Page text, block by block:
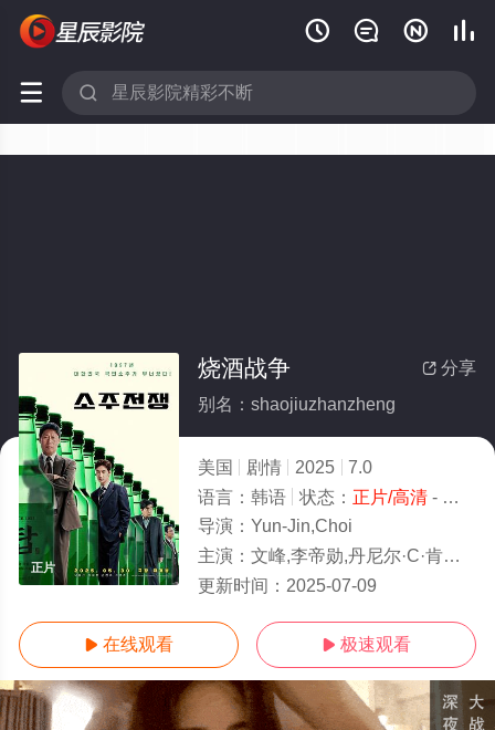
   
 
正片
 分享
烧酒战争
别名：shaojiuzhanzheng
美国 剧情 2025
7.0
语言： 韩语 状态： 正片/高清- 免费在线观看
导演： Yun-Jin,Choi
主演： 文峰,李帝勋,丹尼尔·C·肯尼迪,柳海真,Bianca,Lau,Maurice,Turner,Jr.,
更新时间： 2025-07-09
 在线观看  极速观看